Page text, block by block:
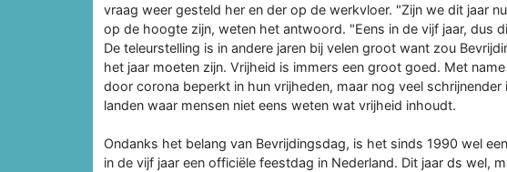
vraag weer gesteld her en der op de werkvloer. "Zijn we dit jaar
op de hoogte zijn, weten het antwoord. "Eens in de vijf jaar, dus
De teleurstelling is in andere jaren bij velen groot want zou
het jaar moeten zijn. Vrijheid is immers een groot goed. Met
door corona beperkt in hun vrijheden, maar nog veel
landen waar mensen niet eens weten wat vrijheid inhoudt.
Ondanks het belang van Bevrijdingsdag, is het sinds 1990 wel
in de vijf jaar een officiële feestdag in Nederland. Dit jaar ds wel,